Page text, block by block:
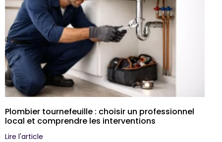
Plombier tournefeuille : choisir un professionnel
local et comprendre les interventions
Lire l'article